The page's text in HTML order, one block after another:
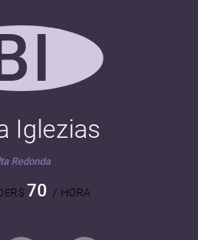
Iglezias
Redonda
R$ 70 / HORA